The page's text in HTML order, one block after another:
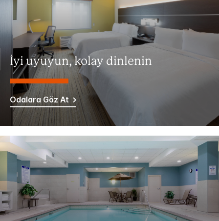
İyi uyuyun, kolay dinlenin
Odalara Göz At